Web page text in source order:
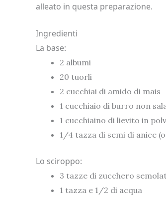
alleato in questa preparazione.
Ingredienti
La base:
2 albumi
20 tuorli
2 cucchiai di amido di mais
1 cucchiaio di burro non
1 cucchiaino di lievito in
1/4 tazza di semi di anice
Lo sciroppo:
3 tazze di zucchero
1 tazza e 1/2 di acqua